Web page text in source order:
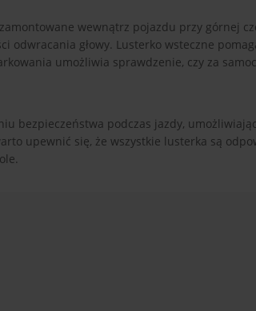
wewnątrz pojazdu przy górnej
odwracania głowy. Lusterko wsteczne
umożliwia sprawdzenie, czy za
bezpieczeństwa podczas jazdy,
upewnić się, że wszystkie lusterka są